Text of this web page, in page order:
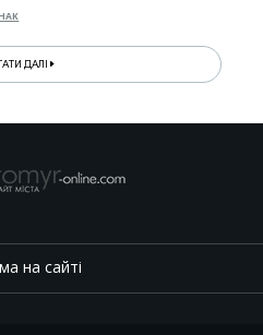
ДАЛІ
на сайті